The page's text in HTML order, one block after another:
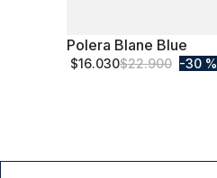
S
Polera Blane Blue
$16.030$22.900 30 %